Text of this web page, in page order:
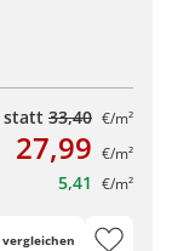
statt 33,40 €/m²
27,99 €/m²
5,41 €/m²
vergleichen